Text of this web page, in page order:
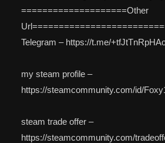
====================Other
Telegram – https://t.me/
my steam profile –
https://steamcommunity.com/id/
steam trade offer –
https://steamcommunity.com/